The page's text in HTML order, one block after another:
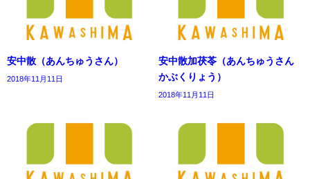
安中散（あんちゅうさん）
2018年11月11日
安中散加茯苓（あんちゅうさん
かぶくりょう）
2018年11月11日